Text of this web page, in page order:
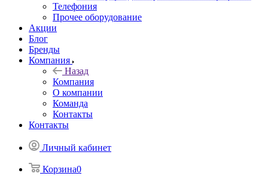
Телефония
Прочее оборудование
Акции
Блог
Бренды
Компания
Назад
Компания
О компании
Команда
Контакты
Контакты
Личный кабинет
Корзина0